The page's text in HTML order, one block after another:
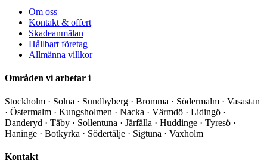
Om oss
Kontakt & offert
Skadeanmälan
Hållbart företag
Allmänna villkor
Områden vi arbetar i
Stockholm · Solna · Sundbyberg · Bromma · Södermalm · Vasastan
· Östermalm · Kungsholmen · Nacka · Värmdö · Lidingö ·
Danderyd · Täby · Sollentuna · Järfälla · Huddinge · Tyresö ·
Haninge · Botkyrka · Södertälje · Sigtuna · Vaxholm
Kontakt